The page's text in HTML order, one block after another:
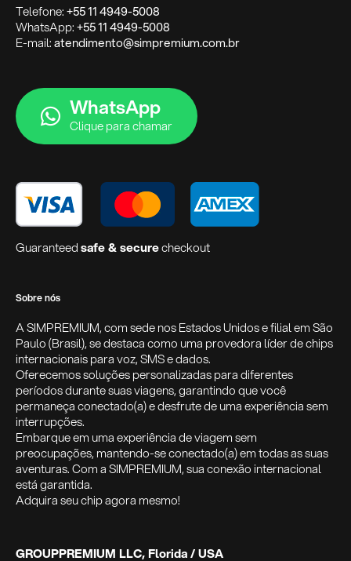
Telefone:+55 11 4949-5008
WhatsApp:+55 11 4949-5008
E-mail:atendimento@simpremium.com.br
WhatsApp
Clique para chamar
Guaranteedsafe & securecheckout
Sobre nós
A SIMPREMIUM, com sede nos Estados Unidos e filial em São
Paulo (Brasil), se destaca como uma provedora líder de chips
internacionais para voz, SMS e dados.
Oferecemos soluções personalizadas para diferentes
períodos durante suas viagens, garantindo que você
permaneça conectado(a) e desfrute de uma experiência sem
interrupções.
Embarque em uma experiência de viagem sem
preocupações, mantendo-se conectado(a) em todas as suas
aventuras. Com a SIMPREMIUM, sua conexão internacional
está garantida.
Adquira seu chip agora mesmo!
GROUPPREMIUM LLC, Florida / USA